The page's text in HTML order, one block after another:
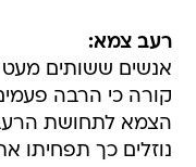
רעב צמא:
אנשים ששותים מעט
קורה כי הרבה
הצמא לתחושת
נוזלים כך תפחיתו